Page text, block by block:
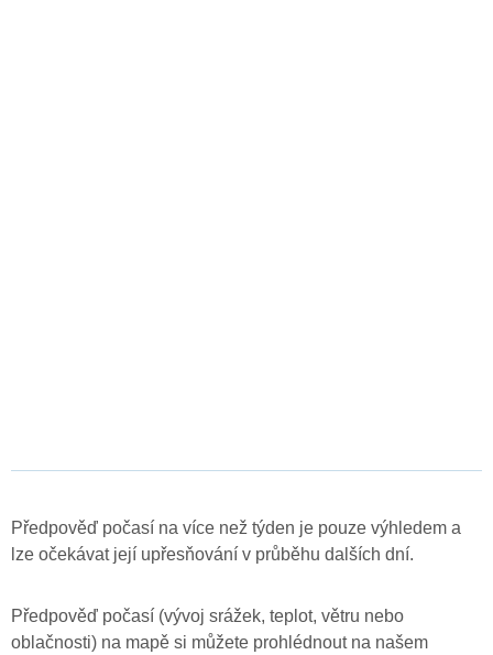
Předpověď počasí na více než týden je pouze výhledem a
lze očekávat její upřesňování v průběhu dalších dní.
Předpověď počasí (vývoj srážek, teplot, větru nebo
oblačnosti) na mapě si můžete prohlédnout na našem